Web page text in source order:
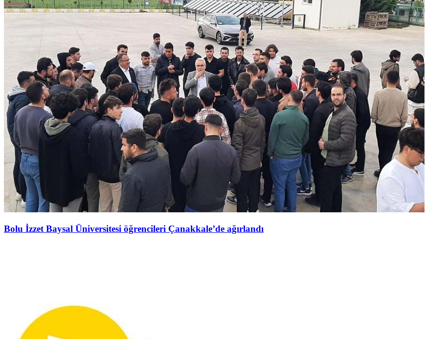
Bolu İzzet Baysal Üniversitesi öğrencileri Çanakkale’de ağırlandı